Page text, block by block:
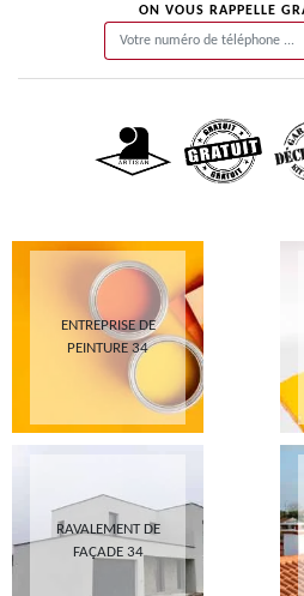
ON VOUS RAPPELLE
ENTREPRISE DE
PEINTURE 34
RAVALEMENT DE
FAÇADE 34